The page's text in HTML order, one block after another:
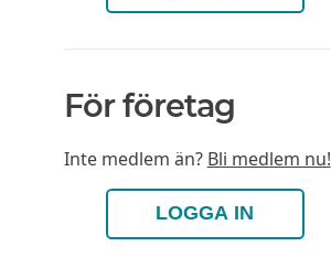
För företag
Inte medlem än? Bli medlem nu!
LOGGA IN